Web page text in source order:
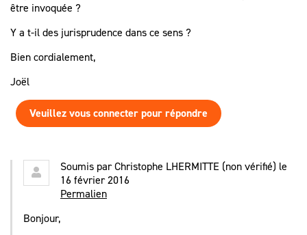
être invoquée ?
Y a t-il des jurisprudence dans ce sens ?
Bien cordialement,
Joël
Veuillez vous connecter pour répondre
Soumis parChristophe LHERMITTE (non vérifié) le
16 février 2016
Permalien
Bonjour,